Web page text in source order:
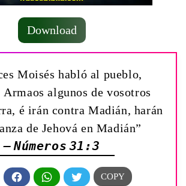
Download
Moisés habló al pueblo,
algunos de vosotros
é irán contra Madián, harán
de Jehová en Madián”
— Números 31:3